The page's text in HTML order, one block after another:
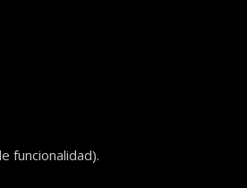
funcionalidad).